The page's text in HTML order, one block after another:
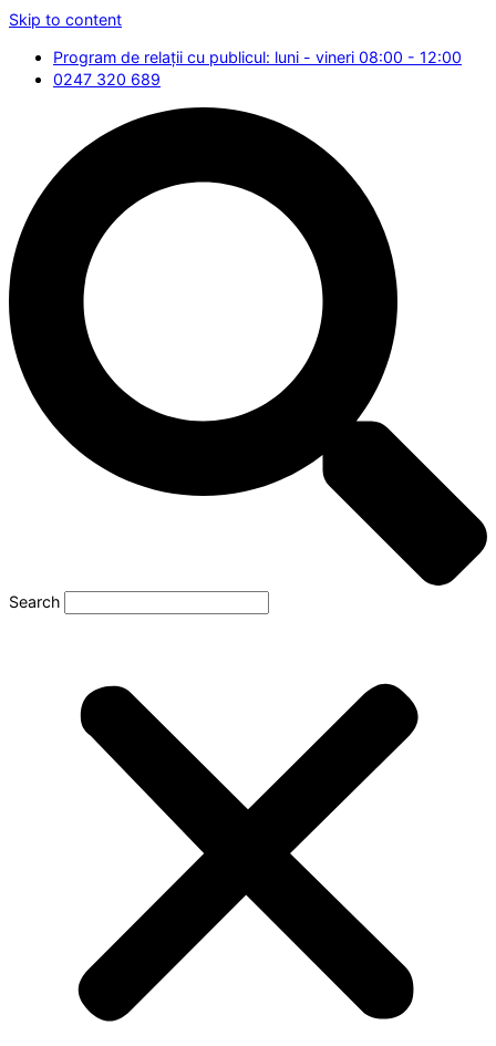
Skip to content
Program de relații cu publicul: luni - vineri 08:00 - 12:00
0247 320 689
Search